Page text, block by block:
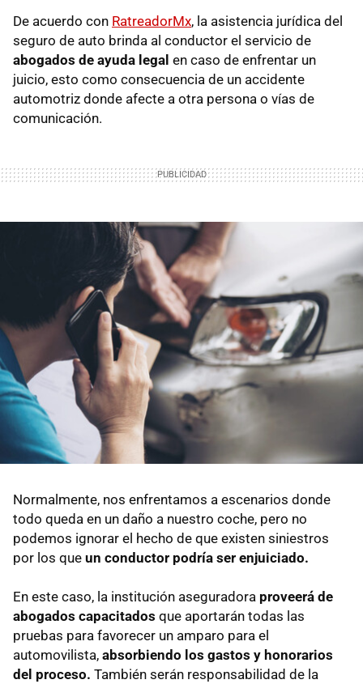
De acuerdo con RatreadorMx, la asistencia jurídica del
seguro de auto brinda al conductor el servicio de
abogados de ayuda legal en caso de enfrentar un
juicio, esto como consecuencia de un accidente
automotriz donde afecte a otra persona o vías de
comunicación.
Normalmente, nos enfrentamos a escenarios donde
todo queda en un daño a nuestro coche, pero no
podemos ignorar el hecho de que existen siniestros
por los que un conductor podría ser enjuiciado.
En este caso, la institución aseguradora proveerá de
abogados capacitados que aportarán todas las
pruebas para favorecer un amparo para el
automovilista, absorbiendo los gastos y honorarios
del proceso. También serán responsabilidad de la